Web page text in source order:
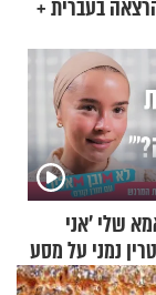
בעברית +
שלי 'אני
נמני על מסע